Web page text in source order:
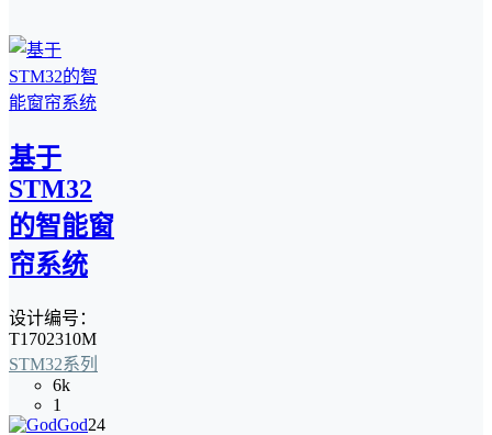
基于
STM32
的智能窗
帘系统
设计编号：
T1702310M
STM32系列
6k
1
God24